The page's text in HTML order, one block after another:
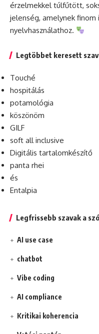
érzelmekkel túlfűtött,
jelenség, amelynek
nyelvhasználathoz.
Legtöbbet keresett
Touché
hospitálás
potamológia
köszönöm
GILF
soft all inclusive
Digitális tartalomkészítő
panta rhei
és
Entalpia
Legfrissebb szavak a
AI use case
chatbot
Vibe coding
AI compliance
Kritikai koherencia